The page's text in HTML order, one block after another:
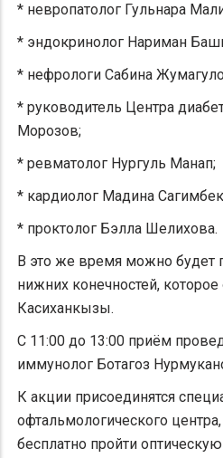
* невропатолог Гульнара
* эндокринолог Нариман
* нефрологи Сабина
* руководитель Центра
Морозов;
* ревматолог Нургуль Манап;
* кардиолог Мадина
* проктолог Бэлла Шелихова.
В это же время можно будет
нижних конечностей,
Касиханкызы.
С 11:00 до 13:00 приём
иммунолог Ботагоз
К акции присоединятся
офтальмологического
бесплатно пройти